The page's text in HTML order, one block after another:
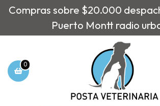
Compras sobre $20.000
Puerto Montt radio
0